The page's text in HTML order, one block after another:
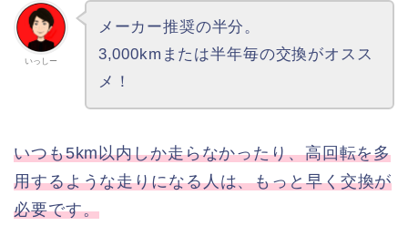
いっしー
メーカー推奨の半分。
3,000kmまたは半年毎の交換がオスス
メ！
いつも5km以内しか走らなかったり、高回転を多
用するような走りになる人は、もっと早く交換が
必要です。